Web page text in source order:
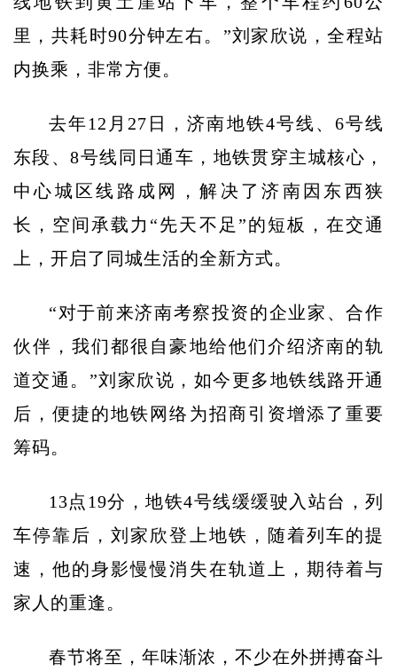
里，共耗时90分钟左右。”刘家欣说，全程站
内换乘，非常方便。
去年12月27日，济南地铁4号线、6号线
东段、8号线同日通车，地铁贯穿主城核心，
中心城区线路成网，解决了济南因东西狭
长，空间承载力“先天不足”的短板，在交通
上，开启了同城生活的全新方式。
“对于前来济南考察投资的企业家、合作
伙伴，我们都很自豪地给他们介绍济南的轨
道交通。”刘家欣说，如今更多地铁线路开通
后，便捷的地铁网络为招商引资增添了重要
筹码。
13点19分，地铁4号线缓缓驶入站台，列
车停靠后，刘家欣登上地铁，随着列车的提
速，他的身影慢慢消失在轨道上，期待着与
家人的重逢。
春节将至，年味渐浓，不少在外拼搏奋斗